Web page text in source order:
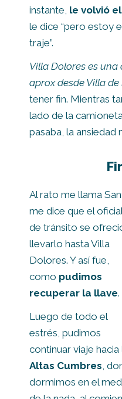
instante, le volvió
le dice “pero estoy
traje”.
Villa Dolores es
aprox desde Villa de
tener fin. Mientras
lado de la
pasaba, la ansiedad
Al rato me llama
me dice que el oficial
de tránsito se
llevarlo hasta Villa
Dolores. Y así fue,
como pudimos
recuperar la llave.
Luego de todo el
estrés, pudimos
continuar viaje hacia
Altas Cumbres ,
dormimos en el